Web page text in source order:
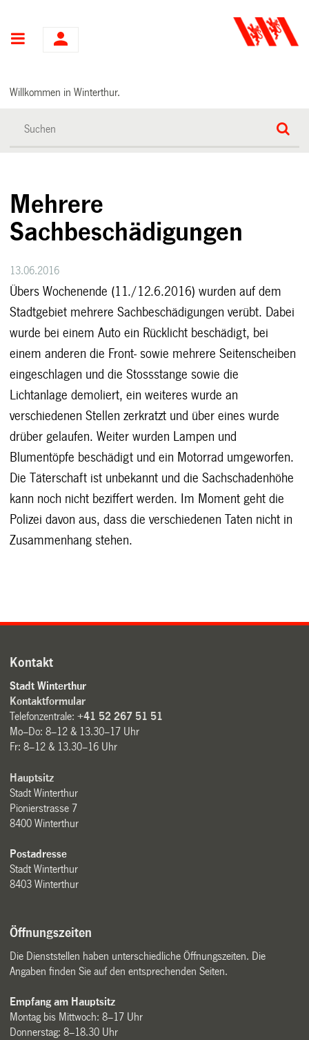
Hauptnavigation
Willkommen in Winterthur.
Mehrere
Sachbeschädigungen
13.06.2016
Übers Wochenende (11./12.6.2016) wurden auf dem
Stadtgebiet mehrere Sachbeschädigungen verübt. Dabei
wurde bei einem Auto ein Rücklicht beschädigt, bei
einem anderen die Front- sowie mehrere Seitenscheiben
eingeschlagen und die Stossstange sowie die
Lichtanlage demoliert, ein weiteres wurde an
verschiedenen Stellen zerkratzt und über eines wurde
drüber gelaufen. Weiter wurden Lampen und
Blumentöpfe beschädigt und ein Motorrad umgeworfen.
Die Täterschaft ist unbekannt und die Sachschadenhöhe
kann noch nicht beziffert werden. Im Moment geht die
Polizei davon aus, dass die verschiedenen Taten nicht in
Zusammenhang stehen.
Kontakt
Stadt Winterthur
Kontaktformular
Telefonzentrale:+41 52 267 51 51
Mo–Do: 8–12 & 13.30–17 Uhr
Fr: 8–12 & 13.30–16 Uhr
Hauptsitz
Stadt Winterthur
Pionierstrasse 7
8400 Winterthur
Postadresse
Stadt Winterthur
8403 Winterthur
Öffnungszeiten
Die Dienststellen haben unterschiedliche Öffnungszeiten. Die
Angaben finden Sie auf den entsprechenden Seiten.
Empfang am Hauptsitz
Montag bis Mittwoch: 8–17 Uhr
Donnerstag: 8–18.30 Uhr